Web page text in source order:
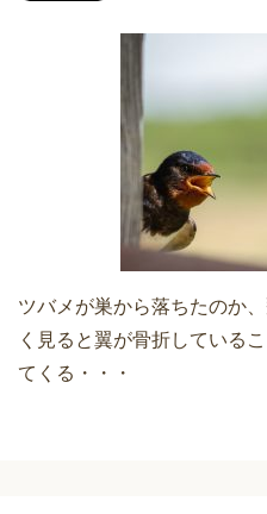
ツバメが巣から落ちたのか
く見ると翼が骨折している
てくる・・・